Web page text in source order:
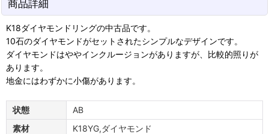
商品詳細
K18ダイヤモンドリングの中古品です。
10石のダイヤモンドがセットされたシンプルなデザインです。
ダイヤモンドはややインクルージョンがありますが、比較的照りが
あります。
地金にはわずかに小傷があります。
状態
AB
素材
K18YG,ダイヤモンド